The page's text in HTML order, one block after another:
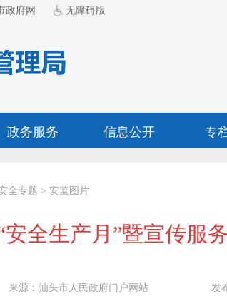
政府网 无障碍版
政务服务 信息公开 专
全专题 > 安监图片
安全生产月”暨宣传服
来源：汕头市人民政府门户网站 发